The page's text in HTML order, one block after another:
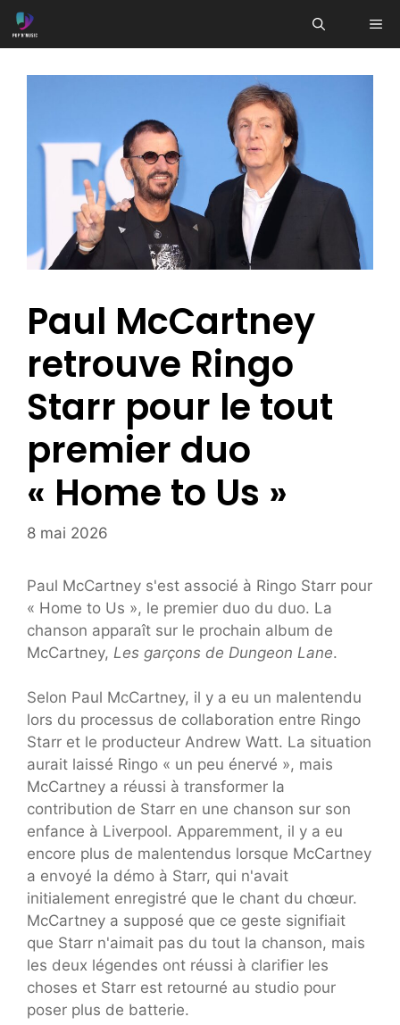
Aller
au
Paul McCartney
retrouve Ringo
Starr pour le tout
premier duo
« Home to Us »
8 mai 2026
Paul McCartney s'est associé à Ringo Starr pour
« Home to Us », le premier duo du duo. La
chanson apparaît sur le prochain album de
McCartney, Les garçons de Dungeon Lane.
Selon Paul McCartney, il y a eu un malentendu
lors du processus de collaboration entre Ringo
Starr et le producteur Andrew Watt. La situation
aurait laissé Ringo « un peu énervé », mais
McCartney a réussi à transformer la
contribution de Starr en une chanson sur son
enfance à Liverpool. Apparemment, il y a eu
encore plus de malentendus lorsque McCartney
a envoyé la démo à Starr, qui n'avait
initialement enregistré que le chant du chœur.
McCartney a supposé que ce geste signifiait
que Starr n'aimait pas du tout la chanson, mais
les deux légendes ont réussi à clarifier les
choses et Starr est retourné au studio pour
poser plus de batterie.